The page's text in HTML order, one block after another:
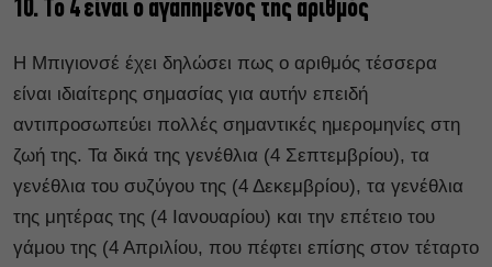
10. Το 4 είναι ο αγαπημένος της αριθμός
Η Μπιγιονσέ έχει δηλώσει πως ο αριθμός τέσσερα
είναι ιδιαίτερης σημασίας για αυτήν επειδή
αντιπροσωπεύει πολλές σημαντικές ημερομηνίες στη
ζωή της. Τα δικά της γενέθλια (4 Σεπτεμβρίου), τα
γενέθλια του συζύγου της (4 Δεκεμβρίου), τα γενέθλια
της μητέρας της (4 Ιανουαρίου) και την επέτειο του
γάμου της (4 Απριλίου, που πέφτει επίσης στον τέταρτο